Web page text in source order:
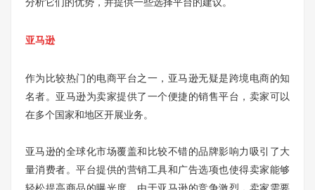
亚马逊
作为比较热门的电商平台之一，亚马逊无疑是跨境电商的知
名者。亚马逊为卖家提供了一个便捷的销售平台，卖家可以
在多个国家和地区开展业务。
亚马逊的全球化市场覆盖和比较不错的品牌影响力吸引了大
量消费者。平台提供的营销工具和广告选项也使得卖家能够